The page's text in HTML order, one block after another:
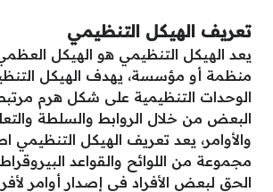
تعريف الهيكل التنظيمي
يعد الهيكل التنظيمي هو الهيكل
منظمة أو مؤسسة، يهدف الهيكل
الوحدات التنظيمية على شكل هرم
البعض من خلال الروابط والسلطة
والأوامر، يعد تعريف الهيكل التنظيمي
مجموعة من اللوائح والقواعد
الحق لبعض الأفراد في إصدار أوامر